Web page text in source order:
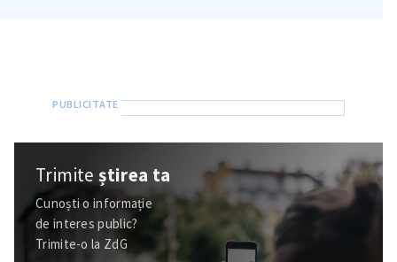
Trimite o informație
Despre ZdG
in English
на русском
Trimiteștirea ta
Cunoști o informație
de interes public?
Trimite-o la ZdG